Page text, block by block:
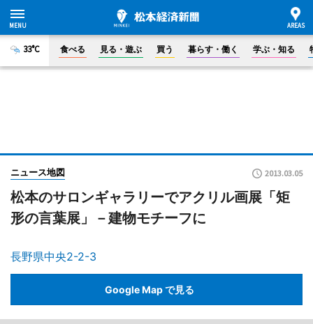
33°C 食べる 見る・遊ぶ 買う 暮らす・働く 学ぶ・知る
ニュース地図 2013.03.05
松本のサロンギャラリーでアクリル画展「矩
形の言葉展」－建物モチーフに
長野県中央2-2-3
Google Map で見る